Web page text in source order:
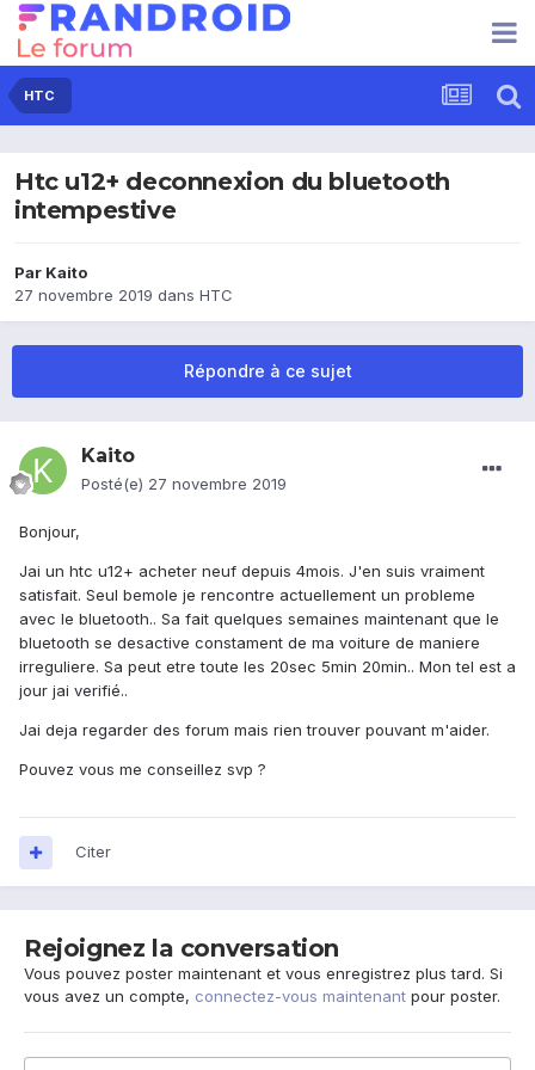
HTC
Htc u12+ deconnexion du bluetooth
intempestive
Par Kaito
27 novembre 2019 dans HTC
Répondre à ce sujet
Kaito
Posté(e) 27 novembre 2019
Bonjour,
Jai un htc u12+ acheter neuf depuis 4mois. J'en suis vraiment
satisfait. Seul bemole je rencontre actuellement un probleme
avec le bluetooth.. Sa fait quelques semaines maintenant que le
bluetooth se desactive constament de ma voiture de maniere
irreguliere. Sa peut etre toute les 20sec 5min 20min.. Mon tel est a
jour jai verifié..
Jai deja regarder des forum mais rien trouver pouvant m'aider.
Pouvez vous me conseillez svp ?
Citer
Rejoignez la conversation
Vous pouvez poster maintenant et vous enregistrez plus tard. Si
vous avez un compte, connectez-vous maintenant pour poster.